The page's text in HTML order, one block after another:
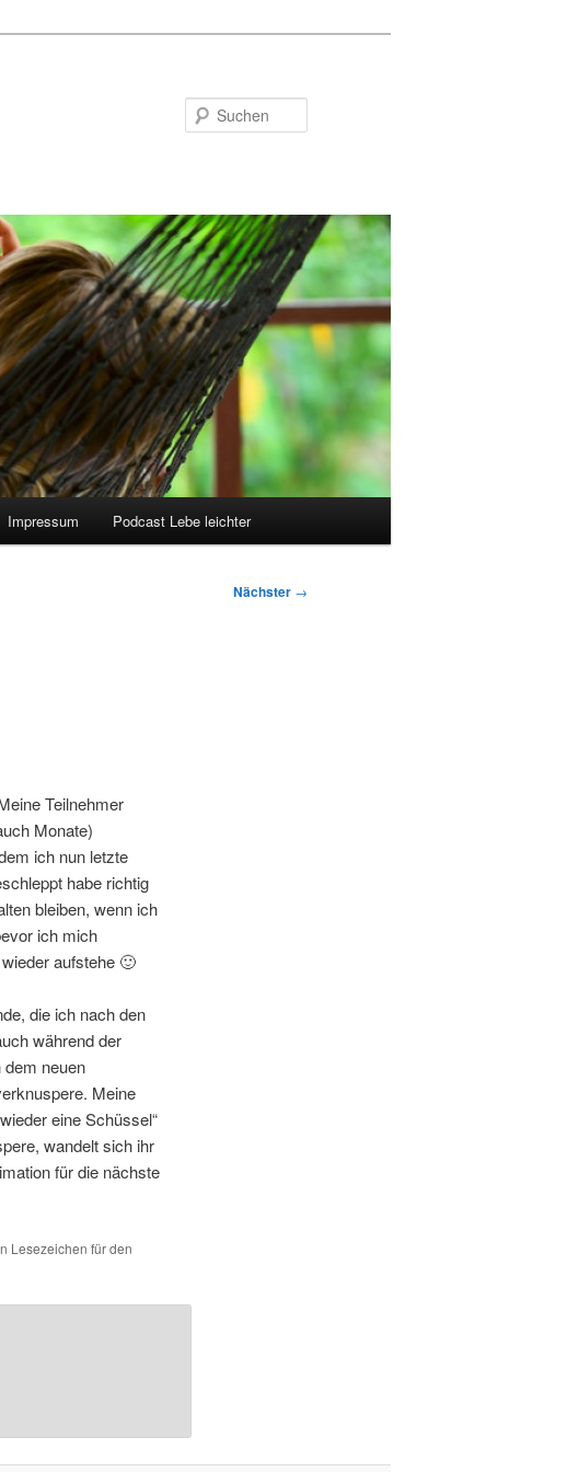
Impressum Podcast Lebe leichter
Nächster →
Teilnehmer
Monate)
ich nun letzte
habe richtig
bleiben, wenn ich
ich mich
aufstehe 🙂
die ich nach den
während der
neuen
Meine
eine Schüssel“
wandelt sich ihr
für die nächste
Lesezeichen für den